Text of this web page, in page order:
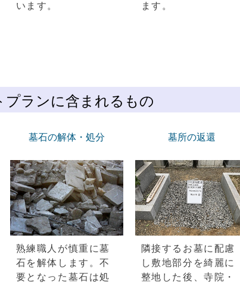
います。
ます。
ランに含まれるもの
墓石の解体・処分
熟練職人が慎重に墓
石を解体します。不
要となった墓石は処
墓所の返還
隣接するお墓に配慮
し敷地部分を綺麗に
整地した後、寺院・